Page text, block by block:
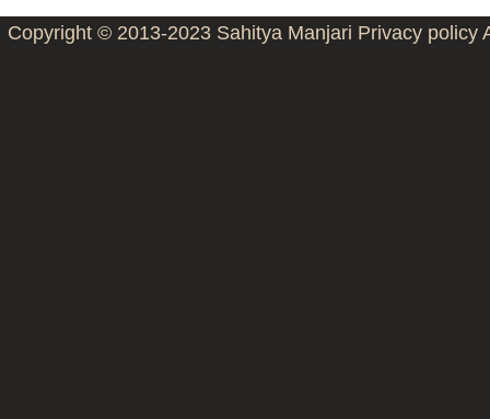
Copyright © 2013-2023 Sahitya Manjari Privacy policy